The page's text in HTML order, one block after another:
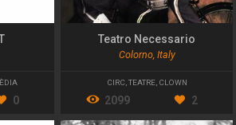
0
Teatro Necessario
Colorno, Italy
CIRC TEATRE, CLOWN
2099 2